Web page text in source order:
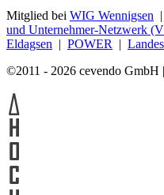
Mitglied bei WIG Wennigsen |
und Unternehmer-Netzwerk
Eldagsen | POWER |
©2011 - 2026 cevendo GmbH